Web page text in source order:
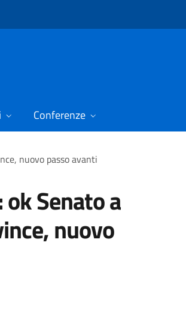
Conferenze
nuovo passo avanti
Senato a
nuovo